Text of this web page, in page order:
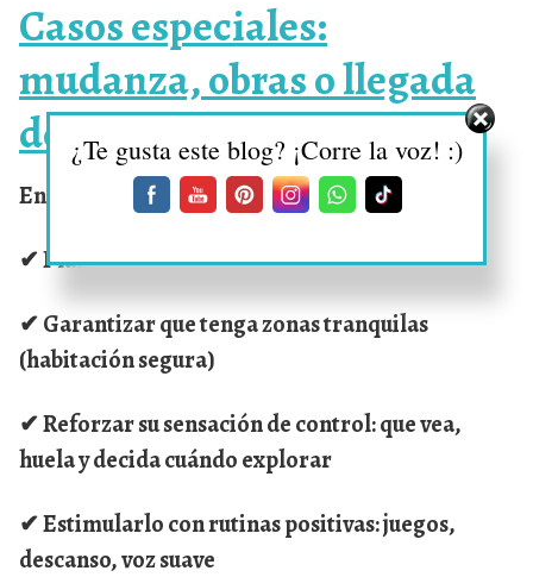
Casos especiales:
mudanza, obras o llegada
de otro animal
En estos casos, es clave:
✔ Planificar el cambio con antelación
✔ Garantizar que tenga zonas tranquilas
(habitación segura)
✔ Reforzar su sensación de control: que vea,
huela y decida cuándo explorar
✔ Estimularlo con rutinas positivas: juegos,
descanso, voz suave
¿Te gusta este blog? ¡Corre la voz! :)